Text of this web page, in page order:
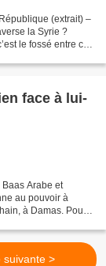
(extrait) –
la Syrie ?
le fossé entre ce
face à lui-
Arabe et
au pouvoir à
à Damas. Pour
suivante >